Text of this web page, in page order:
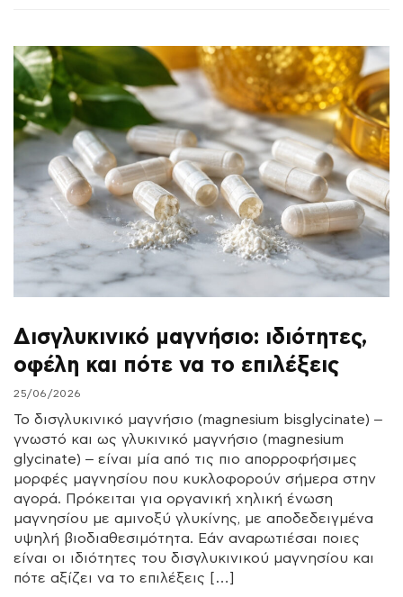
Δισγλυκινικό μαγνήσιο: ιδιότητες,
οφέλη και πότε να το επιλέξεις
25/06/2026
Το δισγλυκινικό μαγνήσιο (magnesium bisglycinate) –
γνωστό και ως γλυκινικό μαγνήσιο (magnesium
glycinate) – είναι μία από τις πιο απορροφήσιμες
μορφές μαγνησίου που κυκλοφορούν σήμερα στην
αγορά. Πρόκειται για οργανική χηλική ένωση
μαγνησίου με αμινοξύ γλυκίνης, με αποδεδειγμένα
υψηλή βιοδιαθεσιμότητα. Εάν αναρωτιέσαι ποιες
είναι οι ιδιότητες του δισγλυκινικού μαγνησίου και
πότε αξίζει να το επιλέξεις […]